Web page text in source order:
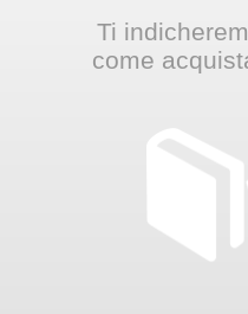
Ti
come